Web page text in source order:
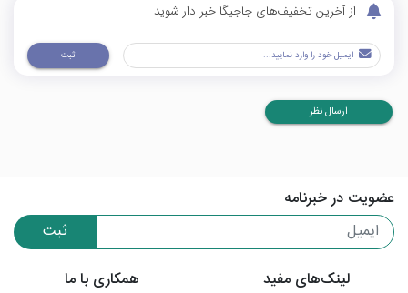
از آخرین تخفیف‌های جاجیگا خبر دار شوید
ثبت
ارسال نظر
عضویت در خبرنامه
ثبت
لینک‌های مفید
همکاری با ما